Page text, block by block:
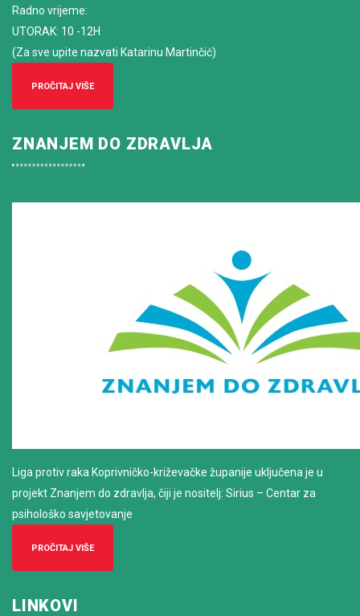
Radno vrijeme:
UTORAK: 10 -12H
(Za sve upite nazvati Katarinu Martinčić)
PROČITAJ VIŠE
ZNANJEM DO ZDRAVLJA
Liga protiv raka Koprivničko-križevačke županije uključena je u
projekt Znanjem do zdravlja, čiji je nositelj: Sirius – Centar za
psihološko savjetovanje
PROČITAJ VIŠE
LINKOVI